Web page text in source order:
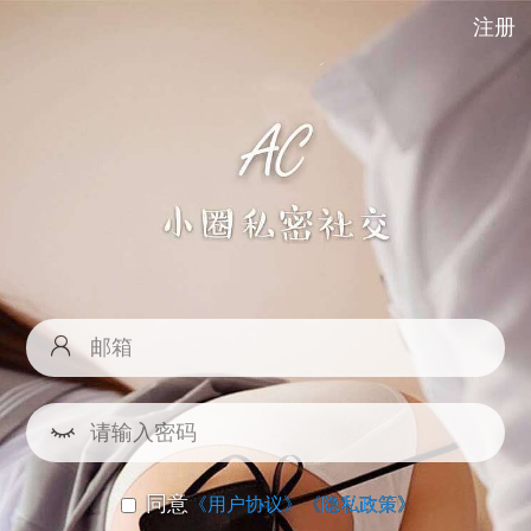
注册
同意《用户协议》《隐私政策》